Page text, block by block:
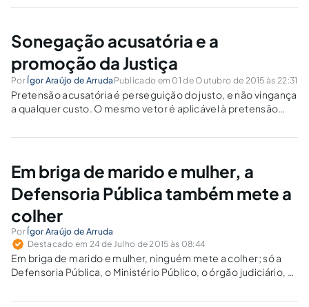
Sonegação acusatória e a
promoção da Justiça
Por Ígor Araújo de Arruda Publicado em 01 de Outubro de 2015 às 22:31
Pretensão acusatória é perseguição do justo, e não vingança
a qualquer custo. O mesmo vetor é aplicável à pretensão
Em briga de marido e mulher, a
Defensoria Pública também mete a
colher
Por Ígor Araújo de Arruda
Destacado em 24 de Julho de 2015 às 08:44
Em briga de marido e mulher, ninguém mete a colher; só a
Defensoria Pública, o Ministério Público, o órgão judiciário, a
familiar contra a mulher é de interesse e responsabilidade de